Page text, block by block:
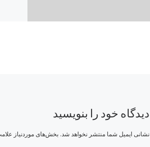
دیدگاه خود را بنویسید
نشانی ایمیل شما منتشر نخواهد شد. بخش‌های موردنیاز